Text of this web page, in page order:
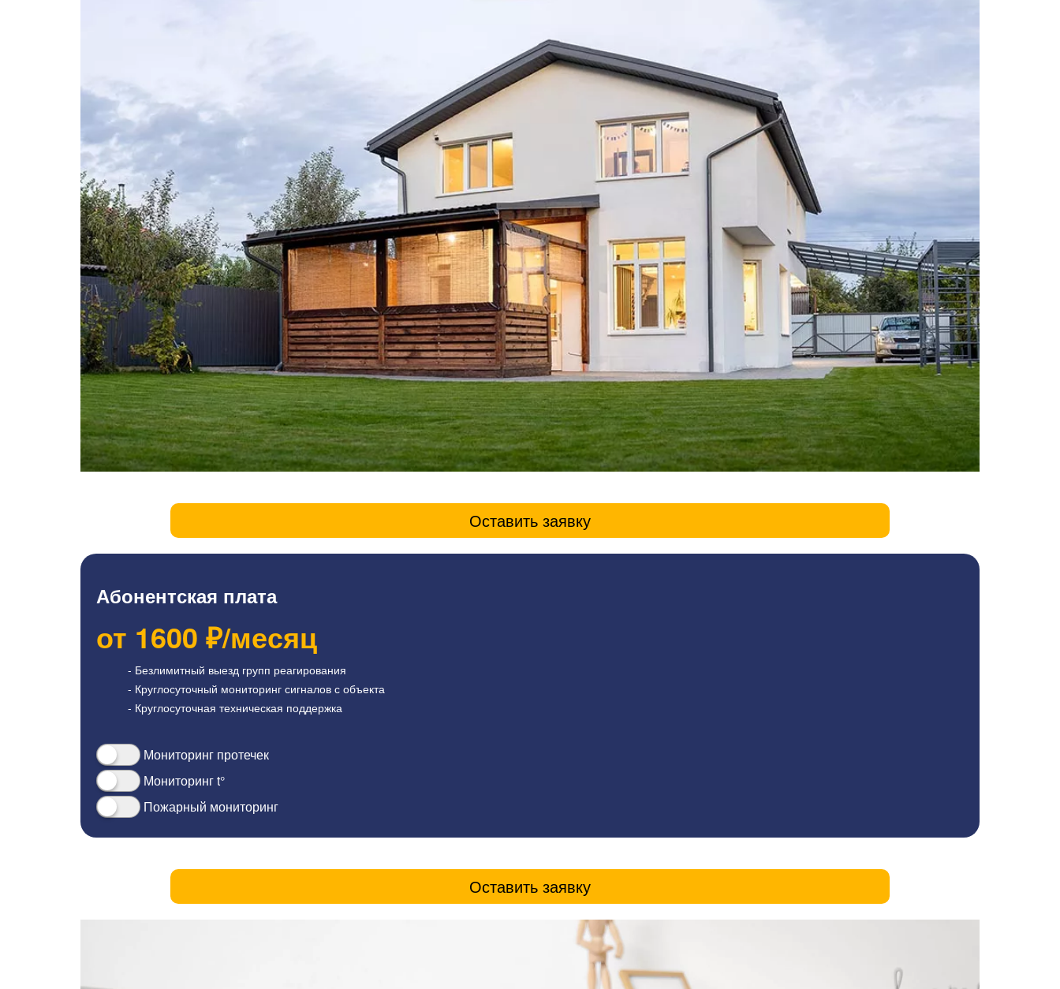
Оставить заявку
Абонентская плата
от 1600 ₽/месяц
- Безлимитный выезд групп реагирования
- Круглосуточный мониторинг сигналов с объекта
- Круглосуточная техническая поддержка
Мониторинг протечек
Мониторинг t°
Пожарный мониторинг
Оставить заявку